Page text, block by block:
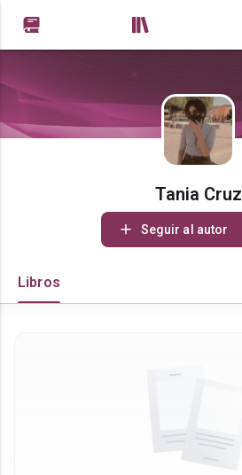
Tania Cruz
Seguir al autor
Libros